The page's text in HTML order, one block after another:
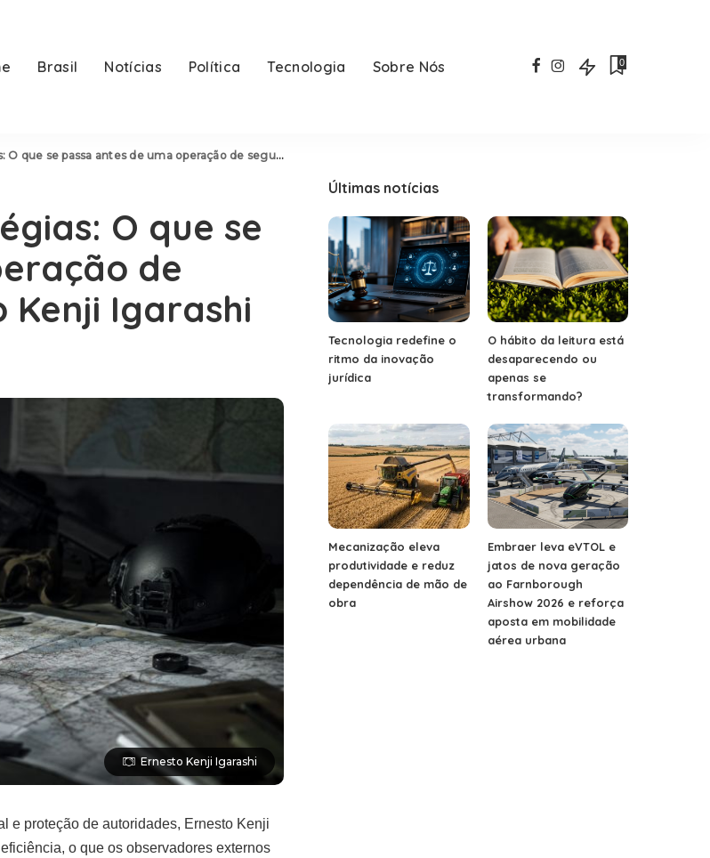
Brasil Notícias Política Tecnologia Sobre Nós 0
antes de uma operação de segurança com Ernesto Kenji Igarashi
O que se
de
Kenji Igarashi
Ernesto Kenji Igarashi
e proteção de autoridades, Ernesto Kenji
o que os observadores externos
Últimas notícias
Tecnologia redefine o
ritmo da inovação
jurídica
O hábito da leitura está
desaparecendo ou
apenas se
transformando?
Mecanização eleva
produtividade e reduz
dependência de mão de
obra
Embraer leva eVTOL e
jatos de nova geração
ao Farnborough
Airshow 2026 e reforça
aposta em mobilidade
aérea urbana